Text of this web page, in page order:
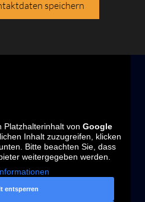
speichern
Platzhalterinhalt von Google
Inhalt zuzugreifen, klicken
Bitte beachten Sie, dass
weitergegeben werden.
entsperren